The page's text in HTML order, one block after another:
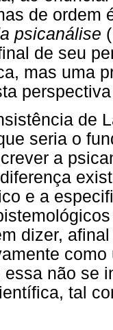
de ordem
psicanálise
de seu
mas uma
de
seria o
a
e a
dizer,
não se
tal